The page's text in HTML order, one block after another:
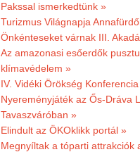
Pakssal ismerkedtünk »
Turizmus Világnapja
Önkénteseket várnak III.
Az amazonasi esőerdők
klímavédelem »
IV. Vidéki Örökség
Nyereményjáték az Ős-Dráva
Tavaszváróban »
Elindult az ÖKOklikk portál »
Megnyíltak a tóparti attrakciók